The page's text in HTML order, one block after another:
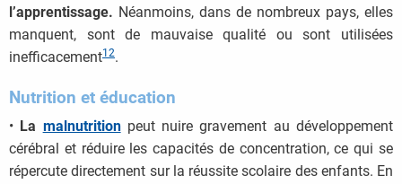
l’apprentissage. Néanmoins, dans de nombreux pays, elles
manquent, sont de mauvaise qualité ou sont utilisées
inefficacement12.
Nutrition et éducation
• La malnutritionpeut nuire gravement au développement
cérébral et réduire les capacités de concentration, ce qui se
répercute directement sur la réussite scolaire des enfants. En